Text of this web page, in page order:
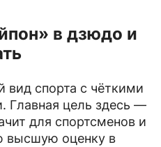
в дзюдо и
спорта с чёткими
Главная цель здесь —
для спортсменов и
высшую оценку в